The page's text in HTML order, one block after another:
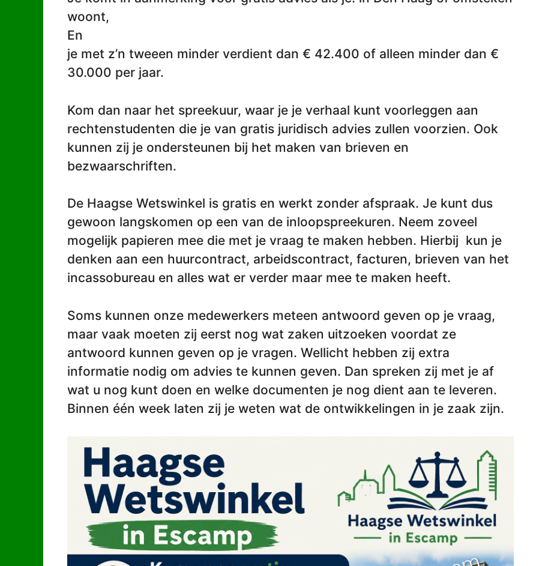
woont,
En
je met z’n tweeen minder verdient dan € 42.400 of alleen minder dan €
30.000 per jaar.
Kom dan naar het spreekuur, waar je je verhaal kunt voorleggen aan
rechtenstudenten die je van gratis juridisch advies zullen voorzien. Ook
kunnen zij je ondersteunen bij het maken van brieven en
bezwaarschriften.
De Haagse Wetswinkel is gratis en werkt zonder afspraak. Je kunt dus
gewoon langskomen op een van de inloopspreekuren. Neem zoveel
mogelijk papieren mee die met je vraag te maken hebben. Hierbij kun je
denken aan een huurcontract, arbeidscontract, facturen, brieven van het
incassobureau en alles wat er verder maar mee te maken heeft.
Soms kunnen onze medewerkers meteen antwoord geven op je vraag,
maar vaak moeten zij eerst nog wat zaken uitzoeken voordat ze
antwoord kunnen geven op je vragen. Wellicht hebben zij extra
informatie nodig om advies te kunnen geven. Dan spreken zij met je af
wat u nog kunt doen en welke documenten je nog dient aan te leveren.
Binnen één week laten zij je weten wat de ontwikkelingen in je zaak zijn.